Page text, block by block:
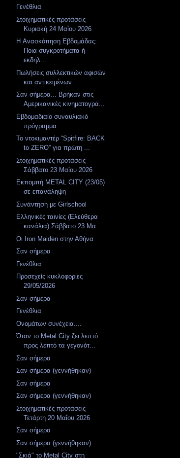
Γενέθλια
Στοιχηματικές προτάσεις
Κυριακή 24 Μαΐου 2026
H Ανασκόπηση Εβδομάδας:
Ποια συγκροτήματα ή
εκδηλ...
Πωλήσεις συλλεκτικών αφισών
και αντικειμένων
Σαν σήμερα... Βρήκαν στις
Αμερικανικές κινηματογρα...
Εβδομαδιαίο συναυλιακό
πρόγραμμα
To ντοκιμαντέρ “Spitfire: BACK
to ZERO” για πρώτη ...
Στοιχηματικές προτάσεις
Σάββατο 23 Μαΐου 2026
Εκπομπή METAL CITY (23/05)
σε επανάληψη
Συνάντηση με Girlschool
Ελληνικές ταινίες (Ελεύθερα
κανάλια) Σάββατο 23 Μα...
Οι Iron Maiden στην Αθήνα
Σαν σήμερα
Γενέθλια
Προσεχείς κυκλοφορίες
29/05/2026
Σαν σήμερα
Γενέθλια
Ονομάτων συνέχεια....
Όταν το Metal City ζει λεπτό
προς λεπτό τα γεγονότ...
Σαν σήμερα
Σαν σήμερα (γεννήθηκαν)
Σαν σήμερα
Σαν σήμερα (γεννήθηκαν)
Στοιχηματικές προτάσεις
Τετάρτη 20 Μαΐου 2026
Σαν σήμερα
Σαν σήμερα (γεννήθηκαν)
"Σκιά" το Metal City στη